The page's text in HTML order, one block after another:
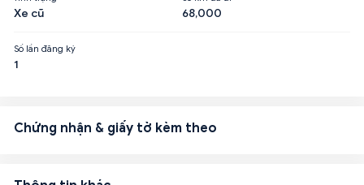
Xe cũ 68,000
Số lần đăng ký
1
Chứng nhận & giấy tờ kèm theo